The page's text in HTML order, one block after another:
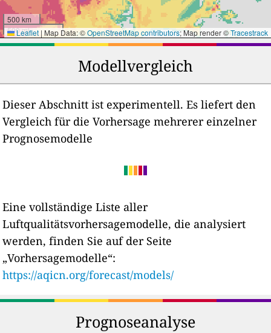
500 km
500 mi
Leaflet | Map Data: ©OpenStreetMap contributors; Map render ©Tracestrack
Modellvergleich
Dieser Abschnitt ist experimentell. Es liefert den
Vergleich für die Vorhersage mehrerer einzelner
Prognosemodelle
Eine vollständige Liste aller
Luftqualitätsvorhersagemodelle, die analysiert
werden, finden Sie auf der Seite
„Vorhersagemodelle“:
https://aqicn.org/forecast/models/
Prognoseanalyse